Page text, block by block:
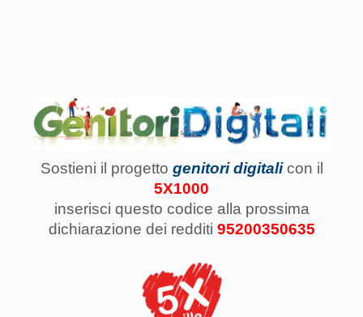
Sostieni il progetto genitori digitali con il
5X1000
inserisci questo codice alla prossima
dichiarazione dei redditi 95200350635